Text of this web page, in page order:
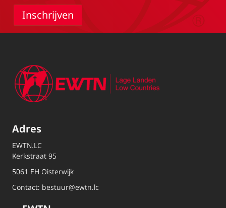
Adres
EWTN.LC
Kerkstraat 95
5061 EH Oisterwijk
Contact: bestuur@ewtn.lc